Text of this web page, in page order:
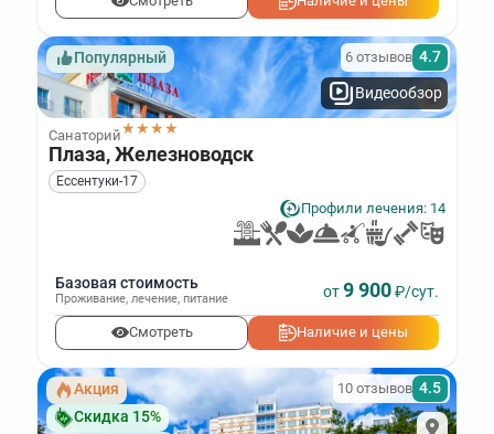
Популярный
Видеообзор
Санаторий★★★★
6 отзывов 4.7
Плаза, Железноводск
Ессентуки‑17
Профили лечения: 14
Базовая стоимость
Проживание, лечение, питание от9 900₽/сут.
Смотреть Наличие и цены
Акция
Скидка 15%
10 отзывов 4.5